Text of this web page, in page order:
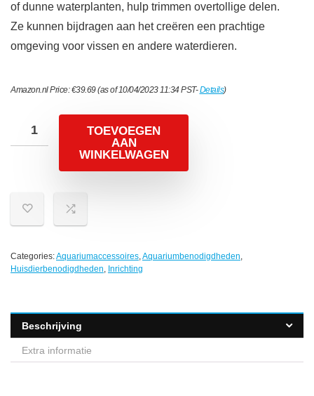
of dunne waterplanten, hulp trimmen overtollige delen.
Ze kunnen bijdragen aan het creëren een prachtige
omgeving voor vissen en andere waterdieren.
Amazon.nl Price:€39.69(as of 10/04/2023 11:34 PST-Details)
TOEVOEGEN
AAN
WINKELWAGEN
Categories:Aquariumaccessoires,Aquariumbenodigdheden,
Huisdierbenodigdheden, Inrichting
Beschrijving
Extra informatie